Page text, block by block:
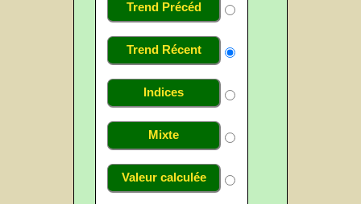
Trend Précéd
Trend Récent
Indices
Mixte
Valeur calculée